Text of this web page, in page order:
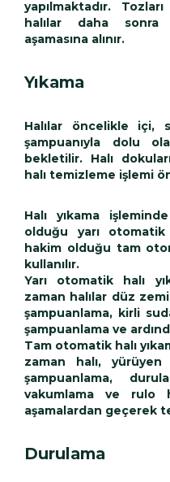
yapılmaktadır.
halılar daha sonra
aşamasına alınır.
Yıkama
Halılar öncelikle içi,
şampuanıyla dolu
bekletilir. Halı
halı temizleme işlemi
Halı yıkama
olduğu yarı
hakim olduğu tam
kullanılır.
Yarı otomatik halı
zaman halılar düz
şampuanlama, kirli
şampuanlama ve
Tam otomatik halı
zaman halı,
şampuanlama,
vakumlama ve rulo
aşamalardan geçerek
Durulama